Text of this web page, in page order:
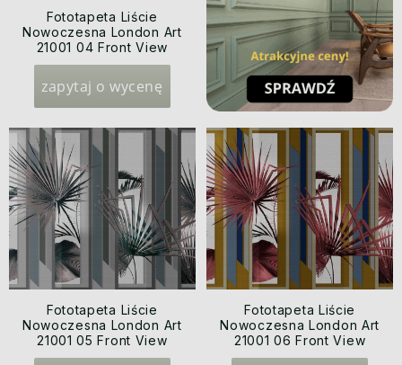
Fototapeta Liście
Nowoczesna London Art
21001 04 Front View
Exclusive Wallpaper 2021
zapytaj o wycenę
Fototapeta Liście
Nowoczesna London Art
21001 05 Front View
Exclusive Wallpaper 2021
Fototapeta Liście
Nowoczesna London Art
21001 06 Front View
Exclusive Wallpaper 2021